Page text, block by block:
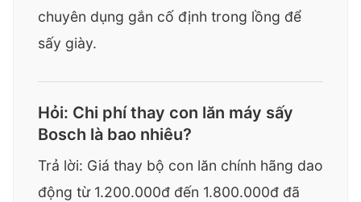
chuyên dụng gắn cố định trong lồng để
sấy giày.
Hỏi: Chi phí thay con lăn máy sấy
Bosch là bao nhiêu?
Trả lời: Giá thay bộ con lăn chính hãng dao
động từ 1.200.000đ đến 1.800.000đ đã